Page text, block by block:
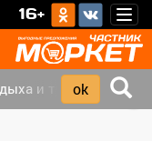
16+
и туризма (1) ›